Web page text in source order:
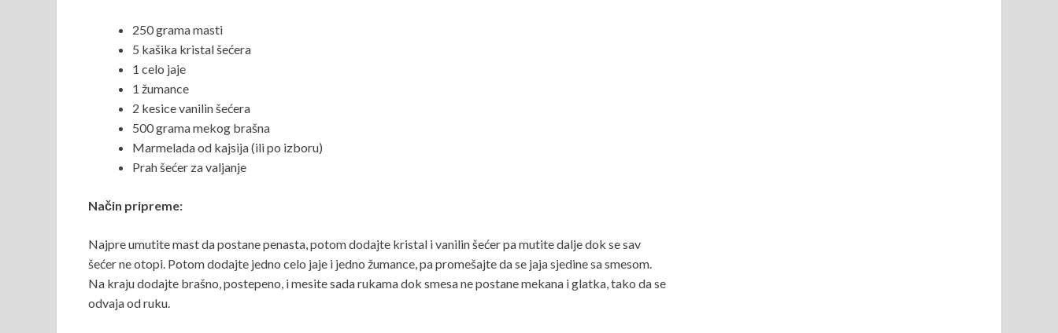
250 grama masti
5 kašika kristal šećera
1 celo jaje
1 žumance
2 kesice vanilin šećera
500 grama mekog brašna
Marmelada od kajsija (ili po izboru)
Prah šećer za valjanje
Način pripreme:
Najpre umutite mast da postane penasta, potom dodajte kristal i vanilin šećer pa mutite dalje dok se sav
šećer ne otopi. Potom dodajte jedno celo jaje i jedno žumance, pa promešajte da se jaja sjedine sa smesom.
Na kraju dodajte brašno, postepeno, i mesite sada rukama dok smesa ne postane mekana i glatka, tako da se
odvaja od ruku.